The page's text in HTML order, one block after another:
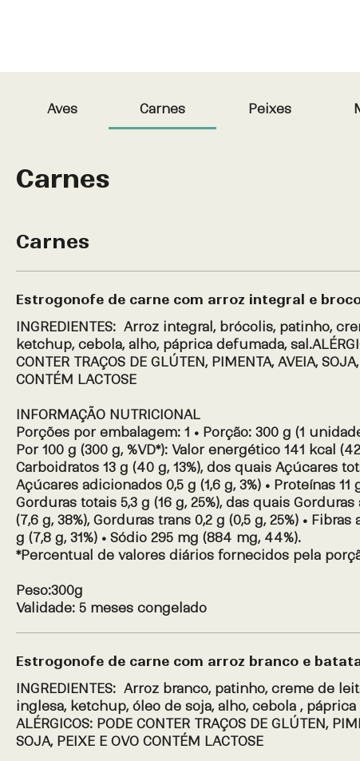
Aves Carnes Peixes
Carnes
Carnes
Estrogonofe de carne com arroz integral e
INGREDIENTES: Arroz integral, brócolis, patinho,
ketchup, cebola, alho, páprica defumada,
CONTER TRAÇOS DE GLÚTEN, PIMENTA, AVEIA,
CONTÉM LACTOSE
INFORMAÇÃO NUTRICIONAL
Porções por embalagem: 1 • Porção: 300 g (1
Por 100 g (300 g, %VD*): Valor energético 141 kcal
Carboidratos 13 g (40 g, 13%), dos quais Açúcares
Açúcares adicionados 0,5 g (1,6 g, 3%) • Proteínas 11
Gorduras totais 5,3 g (16 g, 25%), das quais Gorduras
(7,6 g, 38%), Gorduras trans 0,2 g (0,5 g, 25%) •
g (7,8 g, 31%) • Sódio 295 mg (884 mg, 44%).
*Percentual de valores diários fornecidos pela
Peso:300g
Validade: 5 meses congelado
Estrogonofe de carne com arroz branco e
INGREDIENTES: Arroz branco, patinho, creme de
inglesa, ketchup, óleo de soja, alho, cebola ,
ALÉRGICOS: PODE CONTER TRAÇOS DE GLÚTEN,
SOJA, PEIXE E OVO CONTÉM LACTOSE